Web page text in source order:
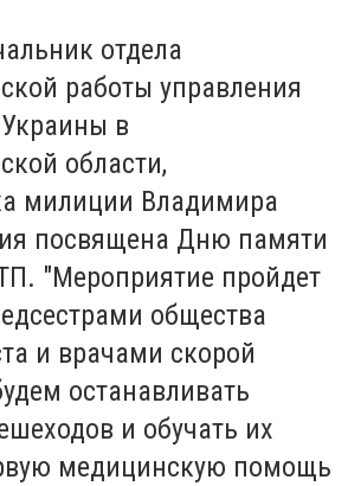
отдела
работы управления
в
области,
милиции Владимира
посвящена Дню памяти
"Мероприятие пройдет
общества
и врачами скорой
останавливать
и обучать их
медицинскую помощь